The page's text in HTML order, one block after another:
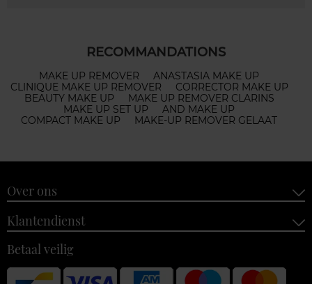
RECOMMANDATIONS
MAKE UP REMOVER
ANASTASIA MAKE UP
CLINIQUE MAKE UP REMOVER
CORRECTOR MAKE UP
BEAUTY MAKE UP
MAKE UP REMOVER CLARINS
MAKE UP SET UP
AND MAKE UP
COMPACT MAKE UP
MAKE-UP REMOVER GELAAT
Over ons
Klantendienst
Betaal veilig